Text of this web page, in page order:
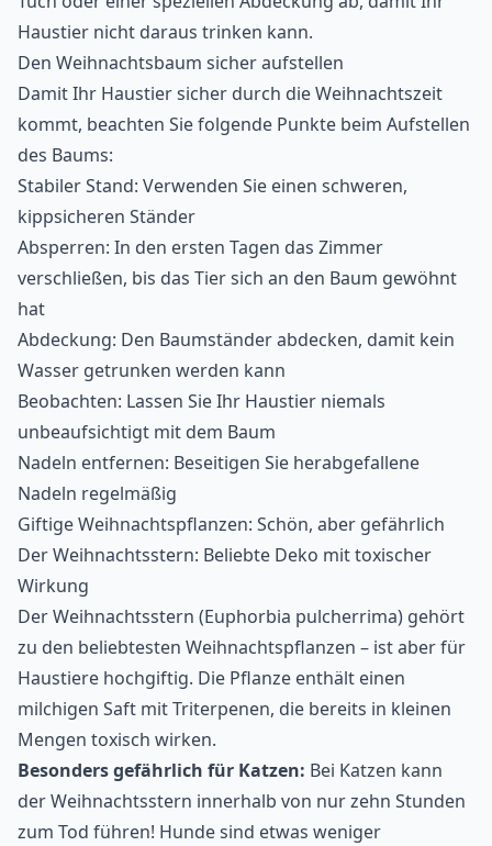
Haustier nicht daraus trinken kann.
Den Weihnachtsbaum sicher aufstellen
Damit Ihr Haustier sicher durch die Weihnachtszeit
kommt, beachten Sie folgende Punkte beim Aufstellen
des Baums:
Stabiler Stand: Verwenden Sie einen schweren,
kippsicheren Ständer
Absperren: In den ersten Tagen das Zimmer
verschließen, bis das Tier sich an den Baum gewöhnt
hat
Abdeckung: Den Baumständer abdecken, damit kein
Wasser getrunken werden kann
Beobachten: Lassen Sie Ihr Haustier niemals
unbeaufsichtigt mit dem Baum
Nadeln entfernen: Beseitigen Sie herabgefallene
Nadeln regelmäßig
Giftige Weihnachtspflanzen: Schön, aber gefährlich
Der Weihnachtsstern: Beliebte Deko mit toxischer
Wirkung
Der Weihnachtsstern (Euphorbia pulcherrima) gehört
zu den beliebtesten Weihnachtspflanzen – ist aber für
Haustiere hochgiftig. Die Pflanze enthält einen
milchigen Saft mit Triterpenen, die bereits in kleinen
Mengen toxisch wirken.
Besonders gefährlich für Katzen: Bei Katzen kann
der Weihnachtsstern innerhalb von nur zehn Stunden
zum Tod führen! Hunde sind etwas weniger